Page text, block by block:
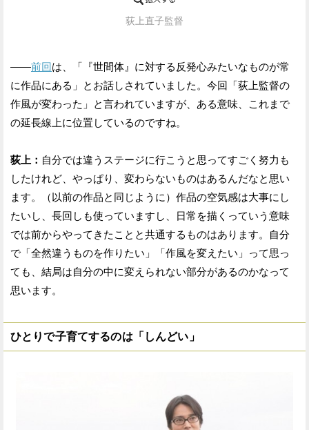
荻上直子監督
——前回は、「『世間体』に対する反発心みたいなものが常
に作品にある」とお話しされていました。今回「荻上監督の
作風が変わった」と言われていますが、ある意味、これまで
の延長線上に位置しているのですね。
荻上： 自分では違うステージに行こうと思ってすごく努力も
したけれど、やっぱり、変わらないものはあるんだなと思い
ます。（以前の作品と同じように）作品の空気感は大事にし
たいし、長回しも使っていますし、日常を描くっていう意味
では前からやってきたことと共通するものはあります。自分
で「全然違うものを作りたい」「作風を変えたい」って思っ
ても、結局は自分の中に変えられない部分があるのかなって
思います。
ひとりで子育てするのは「しんどい」